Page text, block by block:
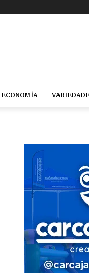
ECONOMÍA